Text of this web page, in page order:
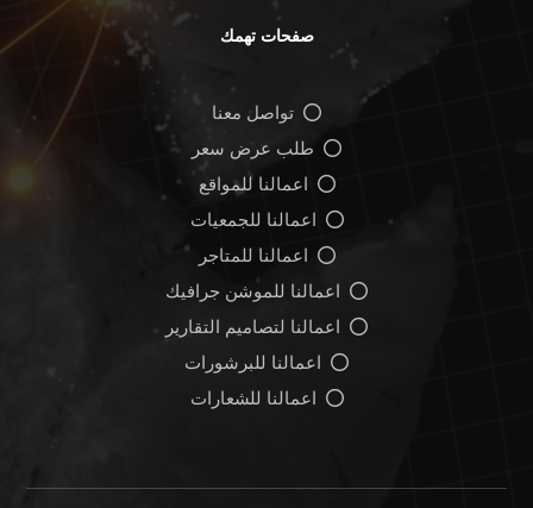
صفحات تهمك
تواصل معنا
طلب عرض سعر
اعمالنا للمواقع
اعمالنا للجمعيات
اعمالنا للمتاجر
اعمالنا للموشن جرافيك
اعمالنا لتصاميم التقارير
اعمالنا للبرشورات
اعمالنا للشعارات